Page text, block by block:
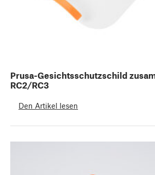
Prusa-Gesichtsschutzschild
RC2/RC3
Den Artikel lesen